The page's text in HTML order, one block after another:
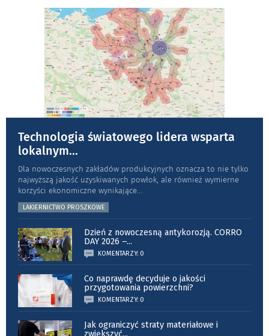
Technologia światowego lidera wsparta
lokalnym...
Dla nowoczesnych zakładów produkcyjnych oznacza to nie tylko
najwyższą jakość uzyskiwanych powłok, ale również wymierne
korzyści ekonomiczne wynikające...
LAKIERNICTWO PROSZKOWE
Dzień z nowoczesną antykorozją. CORRO
DAY 2026 –...
KOMENTARZY: 0
Co naprawdę decyduje o jakości
przygotowania powierzchni?
KOMENTARZY: 0
Jak ograniczyć straty materiałowe i